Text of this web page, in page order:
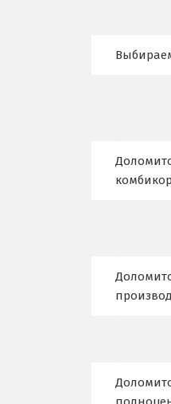
Верхняя Пышма
Владикавказ